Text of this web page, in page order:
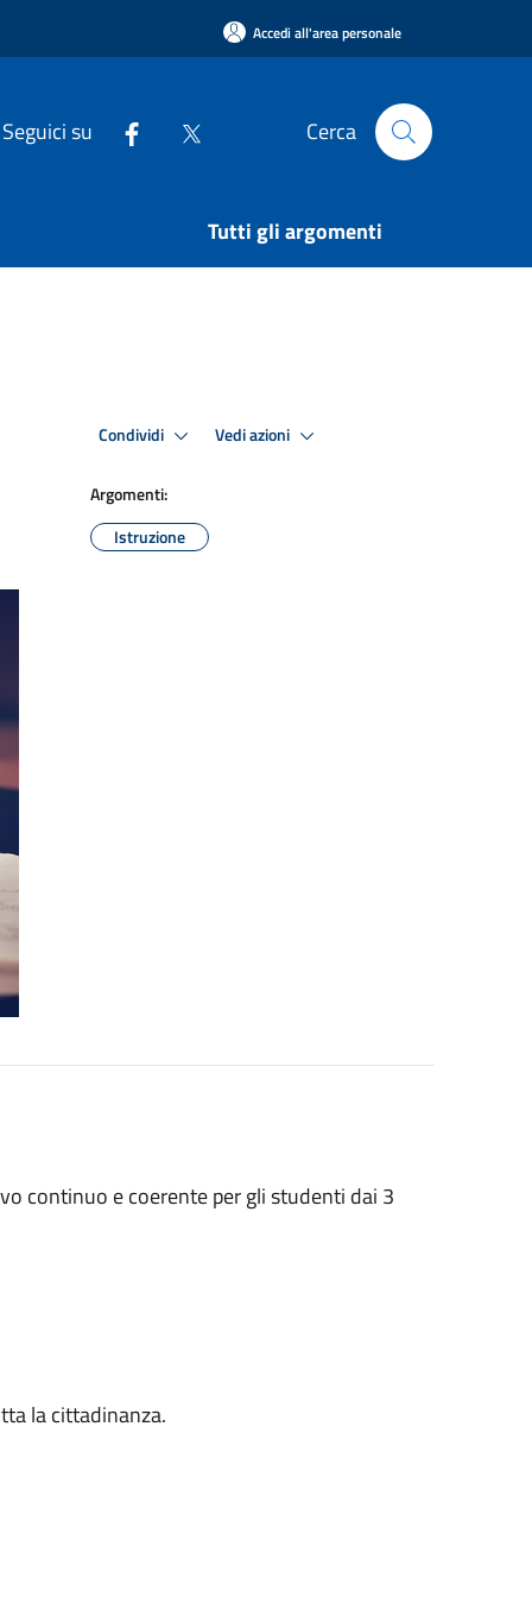
Accedi all'area personale
Seguici su Cerca
Tutti gli argomenti
Condividi Vedi azioni
Argomenti:
Istruzione
continuo e coerente per gli studenti dai 3
la cittadinanza.